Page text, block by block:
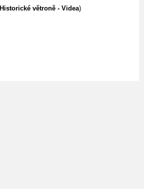
Historické větroně - Videa)